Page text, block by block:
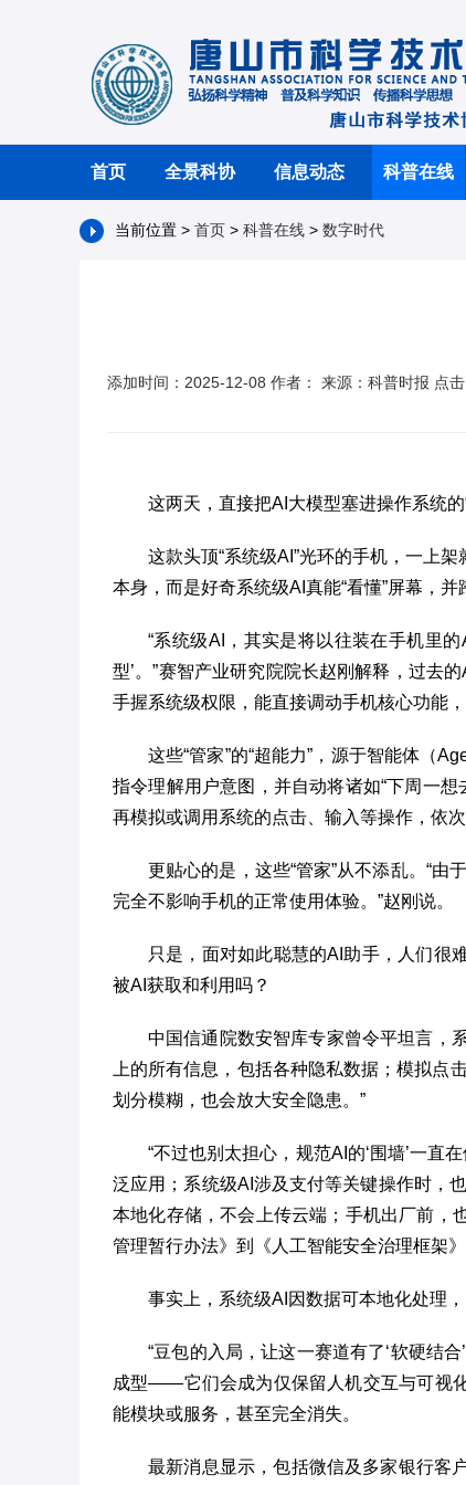
首页 全景科协 信息动态 科普在线
当前位置 > 首页 > 科普在线 > 数字时代
添加时间：2025-12-08 作者： 来源：科普时报 点
这两天，直接把AI大模型塞进操作系统的
这款头顶“系统级AI”光环的手机，一上
本身，而是好奇系统级AI真能“看懂”屏幕，并
“系统级AI，其实是将以往装在手机里
型’。”赛智产业研究院院长赵刚解释，过去
手握系统级权限，能直接调动手机核心功能
这些“管家”的“超能力”，源于智能体（
指令理解用户意图，并自动将诸如“下周一
再模拟或调用系统的点击、输入等操作，依
更贴心的是，这些“管家”从不添乱。“由
完全不影响手机的正常使用体验。”赵刚说。
只是，面对如此聪慧的AI助手，人们很
被AI获取和利用吗？
中国信通院数安智库专家曾令平坦言，
上的所有信息，包括各种隐私数据；模拟
划分模糊，也会放大安全隐患。”
“不过也别太担心，规范AI的‘围墙’一直
泛应用；系统级AI涉及支付等关键操作时，
本地化存储，不会上传云端；手机出厂前，
管理暂行办法》到《人工智能安全治理框架》
事实上，系统级AI因数据可本地化处理
“豆包的入局，让这一赛道有了‘软硬结
成型——它们会成为仅保留人机交互与可视
能模块或服务，甚至完全消失。
最新消息显示，包括微信及多家银行客